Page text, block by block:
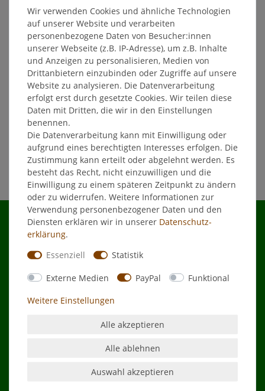
4,05 € *
In den Warenkorb
*inkl. ges. MwSt.zzgl. Versandkosten
Gedenkkerze Rose auf Stein,
Unvergessen, Ø 70 x H 170
4,05 € *
In den Warenkorb
*inkl. ges. MwSt.zzgl.Versandkosten
Shop
Wir verwenden Cookies und ähnliche Technologien
auf unserer Website und verarbeiten
personenbezogene Daten von Besucher:innen
unserer Webseite (z.B. IP-Adresse), um z.B. Inhalte
und Anzeigen zu personalisieren, Medien von
Drittanbietern einzubinden oder Zugriffe auf unsere
Website zu analysieren. Die Datenverarbeitung
erfolgt erst durch gesetzte Cookies. Wir teilen diese
Daten mit Dritten, die wir in den Einstellungen
benennen.
Die Datenverarbeitung kann mit Einwilligung oder
aufgrund eines berechtigten Interesses erfolgen. Die
Zustimmung kann erteilt oder abgelehnt werden. Es
besteht das Recht, nicht einzuwilligen und die
Einwilligung zu einem späteren Zeitpunkt zu ändern
oder zu widerrufen. Weitere Informationen zur
Verwendung personenbezogener Daten und den
Diensten erklären wir in unserer Daten­schutz­
erklärung.
Essenziell
Statistik
Externe Medien PayPal Funktional
Weitere Einstellungen
Alle akzeptieren
Alle ablehnen
Auswahl akzeptieren